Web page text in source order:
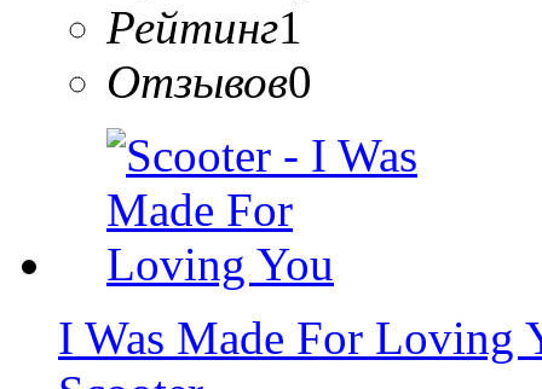
Рейтинг1
Отзывов0
I Was Made For Loving